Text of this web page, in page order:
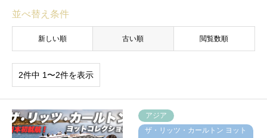
並べ替え条件
新しい順 古い順 閲覧数順
2件中 1〜2件を表示
アジア
ザ・リッツ・カールトン ヨット